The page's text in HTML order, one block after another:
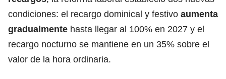
condiciones: el recargo dominical y festivo aumenta
gradualmente hasta llegar al 100% en 2027 y el
recargo nocturno se mantiene en un 35% sobre el
valor de la hora ordinaria.